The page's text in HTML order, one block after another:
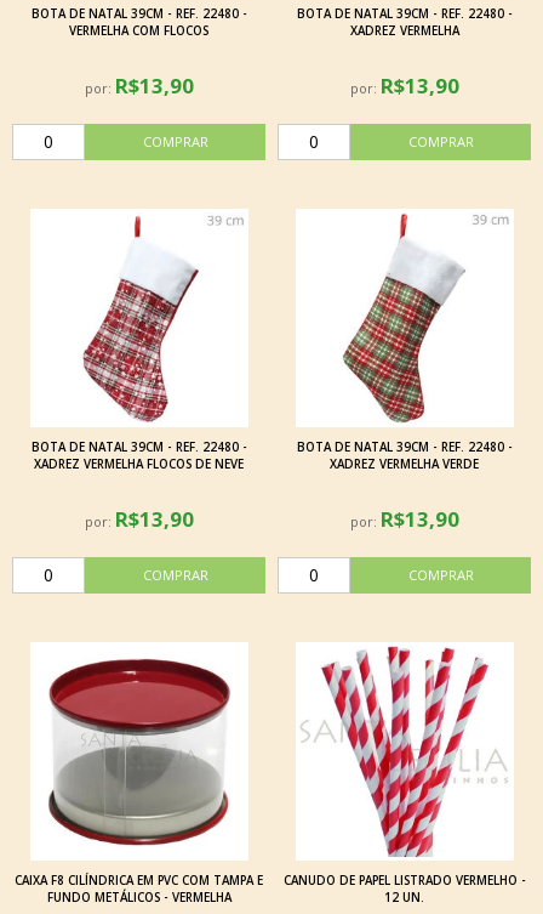
BOTA DE NATAL 39CM - REF. 22480 -
VERMELHA COM FLOCOS
por: R$13,90
BOTA DE NATAL 39CM - REF. 22480 -
XADREZ VERMELHA
por: R$13,90
BOTA DE NATAL 39CM - REF. 22480 -
XADREZ VERMELHA FLOCOS DE NEVE
por: R$13,90
BOTA DE NATAL 39CM - REF. 22480 -
XADREZ VERMELHA VERDE
por: R$13,90
CAIXA F8 CILÍNDRICA EM PVC COM TAMPA E
FUNDO METÁLICOS - VERMELHA
CANUDO DE PAPEL LISTRADO VERMELHO -
12 UN.